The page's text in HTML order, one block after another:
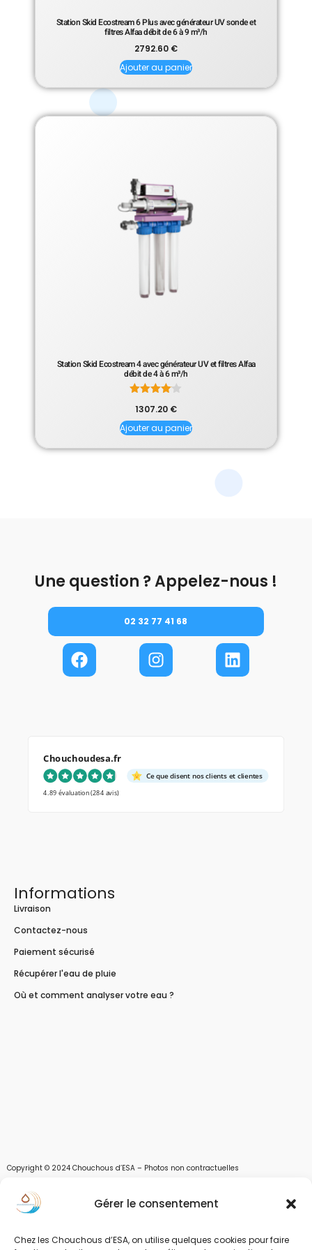
Gérer le consentement
Chez les Chouchous d’ESA, on utilise quelques cookies pour faire
Station Skid Ecostream 6 Plus avec générateur UV sonde et
filtres Alfaa débit de 6 à 9 m³/h
2792.60 €
Ajouter au panier
Station Skid Ecostream 4 avec générateur UV et filtres Alfaa
débit de 4 à 6 m³/h
4.00
sur 5
1307.20 €
Ajouter au panier
Une question ? Appelez-nous !
02 32 77 41 68
Chouchoudesa.fr
Ce que disent nos clients et clientes
4.89 évaluation(284 avis)
Informations
Livraison
Contactez-nous
Paiement sécurisé
Récupérer l'eau de pluie
Où et comment analyser votre eau ?
Copyright © 2024 Chouchous d’ESA – Photos non contractuelles
Les chouchous d’Esa vous apportent toutes les solutions pour récupérer l’eau de
pluie, et des moyens pour stocker, filtrer, traiter et potabiliser l’eau d’un forage,
Soleil et Air nous proposons également des équipements pour décontaminer de